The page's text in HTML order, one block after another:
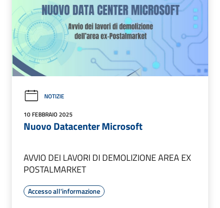
NOTIZIE
10 FEBBRAIO 2025
Nuovo Datacenter Microsoft
AVVIO DEI LAVORI DI DEMOLIZIONE AREA EX
POSTALMARKET
Accesso all'informazione